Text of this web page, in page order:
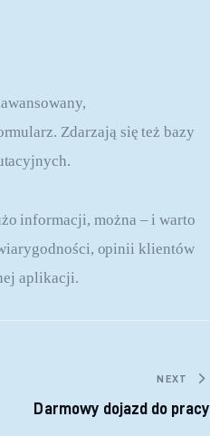
Zdarzają się też bazy
informacji, można – i warto
opinii klientów
aplikacji.
NEXT
Darmowy dojazd do pracy